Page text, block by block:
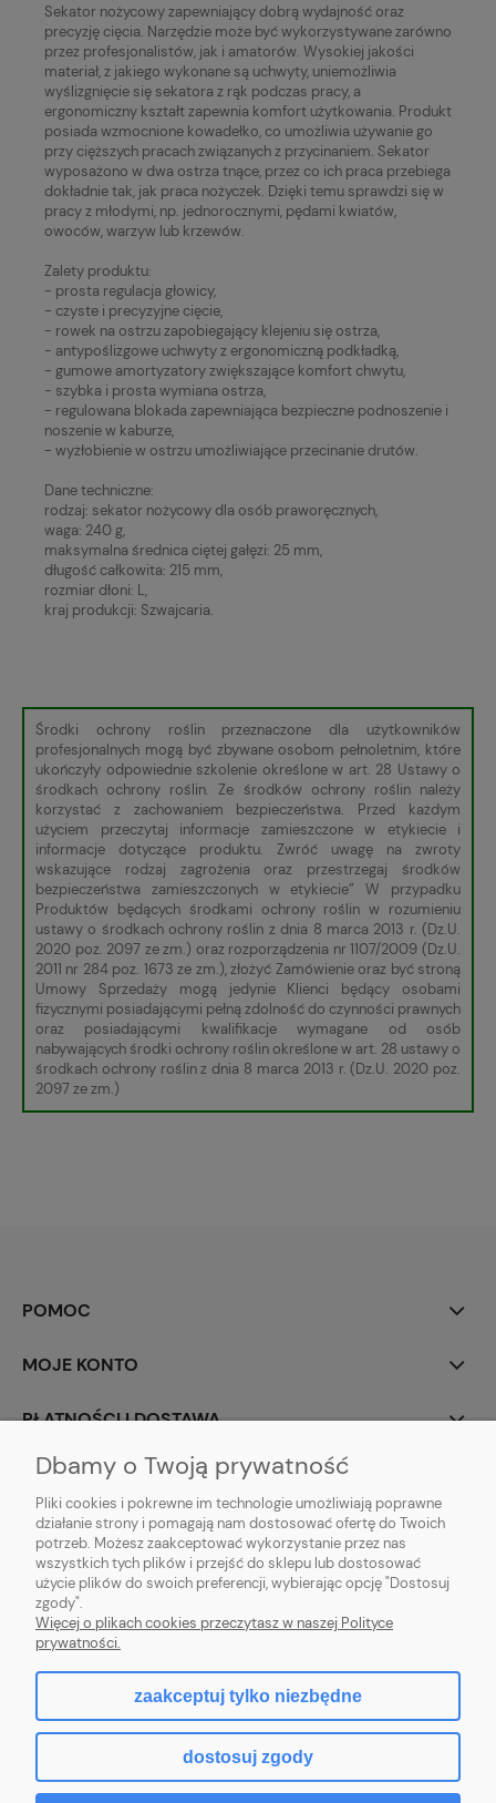
Sekator nożycowy zapewniający dobrą wydajność oraz
precyzję cięcia. Narzędzie może być wykorzystywane zarówno
przez profesjonalistów, jak i amatorów. Wysokiej jakości
materiał, z jakiego wykonane są uchwyty, uniemożliwia
wyślizgnięcie się sekatora z rąk podczas pracy, a
ergonomiczny kształt zapewnia komfort użytkowania. Produkt
posiada wzmocnione kowadełko, co umożliwia używanie go
przy cięższych pracach związanych z przycinaniem. Sekator
wyposażono w dwa ostrza tnące, przez co ich praca przebiega
dokładnie tak, jak praca nożyczek. Dzięki temu sprawdzi się w
pracy z młodymi, np. jednorocznymi, pędami kwiatów,
owoców, warzyw lub krzewów.
Zalety produktu:
- prosta regulacja głowicy,
- czyste i precyzyjne cięcie,
- rowek na ostrzu zapobiegający klejeniu się ostrza,
- antypoślizgowe uchwyty z ergonomiczną podkładką,
- gumowe amortyzatory zwiększające komfort chwytu,
- szybka i prosta wymiana ostrza,
- regulowana blokada zapewniająca bezpieczne podnoszenie i
noszenie w kaburze,
- wyżłobienie w ostrzu umożliwiające przecinanie drutów.
Dane techniczne:
rodzaj: sekator nożycowy dla osób praworęcznych,
waga: 240 g,
maksymalna średnica ciętej gałęzi: 25 mm,
długość całkowita: 215 mm,
rozmiar dłoni: L,
kraj produkcji: Szwajcaria.
Środki ochrony roślin przeznaczone dla użytkowników
profesjonalnych mogą być zbywane osobom pełnoletnim, które
ukończyły odpowiednie szkolenie określone w art. 28 Ustawy o
środkach ochrony roślin. Ze środków ochrony roślin należy
korzystać z zachowaniem bezpieczeństwa. Przed każdym
użyciem przeczytaj informacje zamieszczone w etykiecie i
informacje dotyczące produktu. Zwróć uwagę na zwroty
wskazujące rodzaj zagrożenia oraz przestrzegaj środków
bezpieczeństwa zamieszczonych w etykiecie” W przypadku
Produktów będących środkami ochrony roślin w rozumieniu
ustawy o środkach ochrony roślin z dnia 8 marca 2013 r. (Dz.U.
2020 poz. 2097 ze zm.) oraz rozporządzenia nr 1107/2009 (Dz.U.
2011 nr 284 poz. 1673 ze zm.), złożyć Zamówienie oraz być stroną
Umowy Sprzedaży mogą jedynie Klienci będący osobami
fizycznymi posiadającymi pełną zdolność do czynności prawnych
oraz posiadającymi kwalifikacje wymagane od osób
nabywających środki ochrony roślin określone w art. 28 ustawy o
środkach ochrony roślin z dnia 8 marca 2013 r. (Dz.U. 2020 poz.
2097 ze zm.)
POMOC
MOJE KONTO
PŁATNOŚCI I DOSTAWA
INFORMACJE
O NAS
Sklep rolno-ogrodniczy - DAM-SAD | Nowy Miedzechów 12A, 05-604
Jasieniec woj. mazowieckiew | Email: sklep@dam-sad.pl Tel: 518 419 813 |
Sklep internetowy Shoper.pl
Dbamy o Twoją prywatność
Pliki cookies i pokrewne im technologie umożliwiają poprawne
działanie strony i pomagają nam dostosować ofertę do Twoich
potrzeb. Możesz zaakceptować wykorzystanie przez nas
wszystkich tych plików i przejść do sklepu lub dostosować
użycie plików do swoich preferencji, wybierając opcję "Dostosuj
zgody".
Więcej o plikach cookies przeczytasz w naszej Polityce
prywatności.
zaakceptuj tylko niezbędne
dostosuj zgody